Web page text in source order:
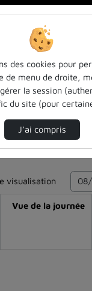
de la
visualisation
Vue de la journée
des cookies pour
de menu de droite,
la session
du site (pour
J’ai compris